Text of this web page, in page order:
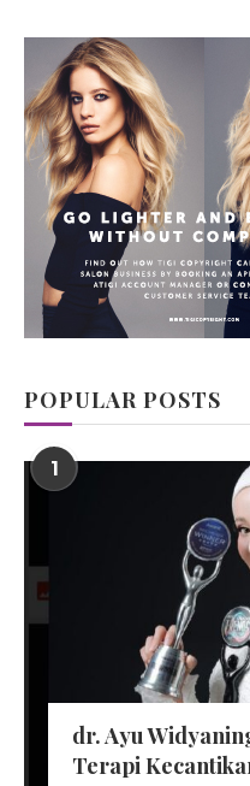
POPULAR POSTS
1
dr. Ayu
Terapi